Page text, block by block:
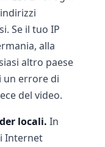
Se il tuo IP
alla
altro paese
un errore di
del video.
locali. In
Internet